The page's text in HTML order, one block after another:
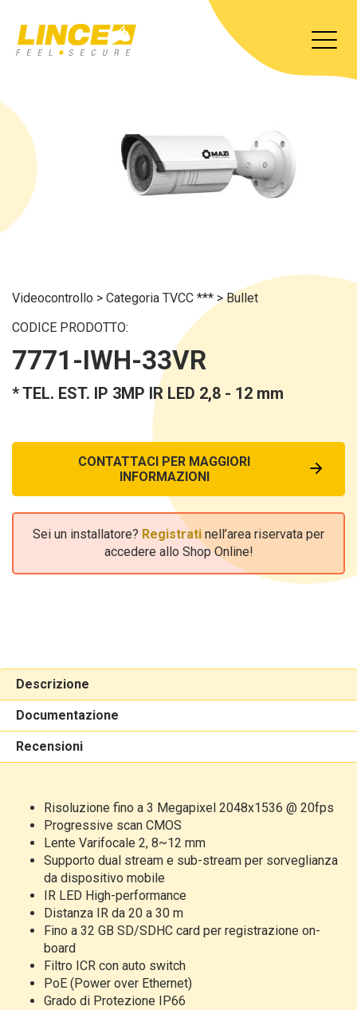
Videocontrollo > Categoria TVCC *** >Bullet
CODICE PRODOTTO:
7771-IWH-33VR
* TEL. EST. IP 3MP IR LED 2,8 - 12 mm
CONTATTACI PER MAGGIORI
INFORMAZIONI
Sei un installatore? Registrati nell’area riservata per
accedere allo Shop Online!
Descrizione
Documentazione
Recensioni
Risoluzione fino a 3 Megapixel 2048x1536 @ 20fps
Progressive scan CMOS
Lente Varifocale 2, 8~12 mm
Supporto dual stream e sub-stream per sorveglianza
da dispositivo mobile
IR LED High-performance
Distanza IR da 20 a 30 m
Fino a 32 GB SD/SDHC card per registrazione on-
board
Filtro ICR con auto switch
PoE (Power over Ethernet)
Grado di Protezione IP66